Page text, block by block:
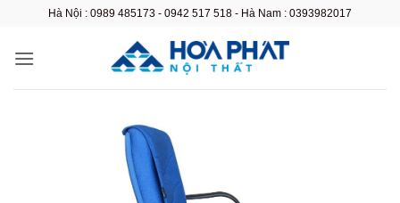
nội
Hà Nội : 0989 485173 - 0942 517 518 - Hà Nam : 0393982017